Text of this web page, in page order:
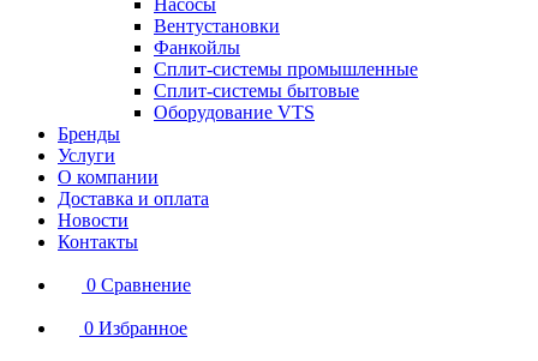
Насосы
Вентустановки
Фанкойлы
Сплит-системы промышленные
Сплит-системы бытовые
Оборудование VTS
Бренды
Услуги
О компании
Доставка и оплата
Новости
Контакты
0 Сравнение
0 Избранное